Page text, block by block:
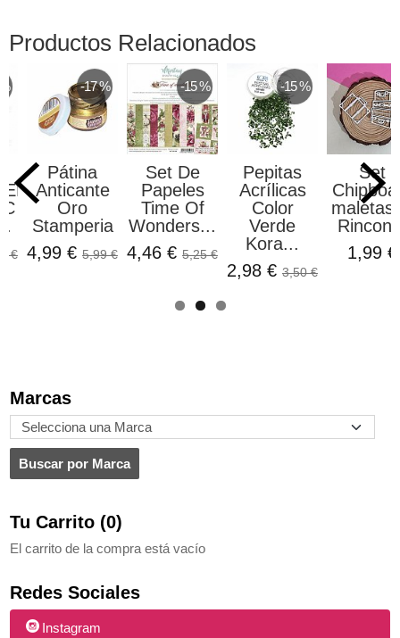
Marcas
Tu Carrito (0)
El carrito de la compra está vacío
Redes Sociales
Instagram
Productos Relacionados
€
-17 %
Pátina
Anticante
Oro
Stamperia
4,99 € 5,99 €
-15 %
Set De
Papeles
Time Of
Wonders...
4,46 € 5,25 €
-15 %
Pepitas
Acrílicas
Color
Verde
Kora...
2,98 € 3,50 €
Set
maletas
1,99 €